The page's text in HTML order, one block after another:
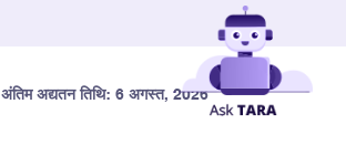
अंतिम अद्यतन तिथि: 6 अगस्त, 2026